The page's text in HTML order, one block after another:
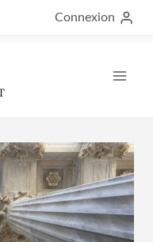
Connexion